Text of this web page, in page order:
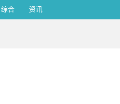
综合 资讯